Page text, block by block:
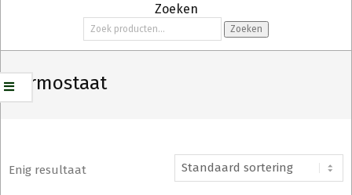
Zoeken
Zoeken
naar:
Zoeken
thermostaat
Enig resultaat